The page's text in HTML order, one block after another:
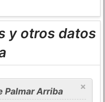
y otros datos
×
Palmar Arriba